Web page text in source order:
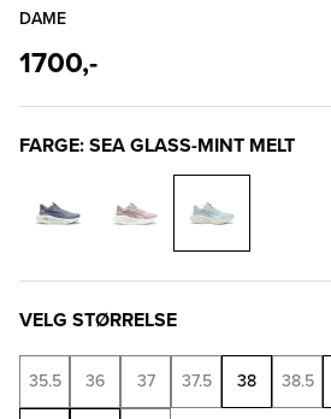
DAME
1700,-
FARGE: SEA GLASS-MINT MELT
VELG STØRRELSE
35.5 36 37 37.5 38 38.5